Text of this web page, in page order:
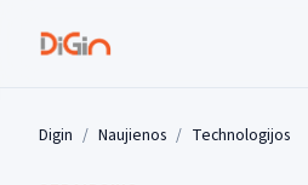
Digin Naujienos Technologijos